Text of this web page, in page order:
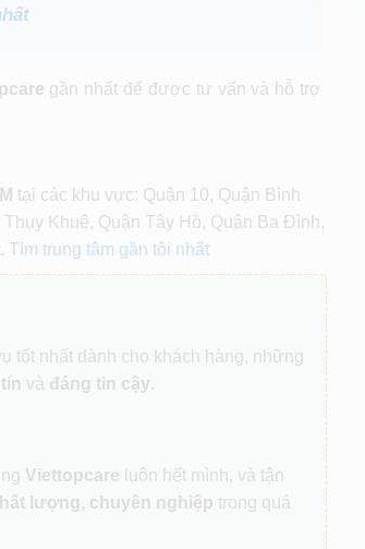
gần nhất để được tư vấn và hỗ trợ
tại các khu vực: Quận 10, Quận Bình
Thụy Khuê, Quận Tây Hồ, Quận Ba Đình,
Tìm trung tâm gần tôi nhất
tốt nhất dành cho khách hàng, những
và đáng tin cậy.
Viettopcare luôn hết mình, và tận
lượng, chuyên nghiệp trong quá